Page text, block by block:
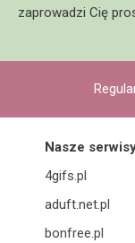
zaprowadzi Cię
Nasze
4gifs.pl
aduft.net.pl
bonfree.pl